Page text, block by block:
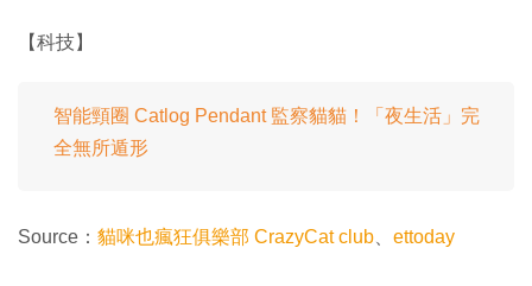
【科技】
智能頸圈 Catlog Pendant 監察貓貓！「夜生活」完
全無所遁形
Source： 貓咪也瘋狂俱樂部 CrazyCat club ettoday